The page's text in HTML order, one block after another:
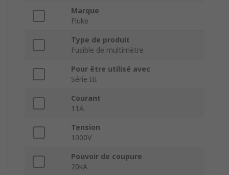
Marque
Fluke
Type de produit
Fusible de multimètre
Pour être utilisé avec
Série III
Courant
11A
Tension
1000V
Pouvoir de coupure
20kA